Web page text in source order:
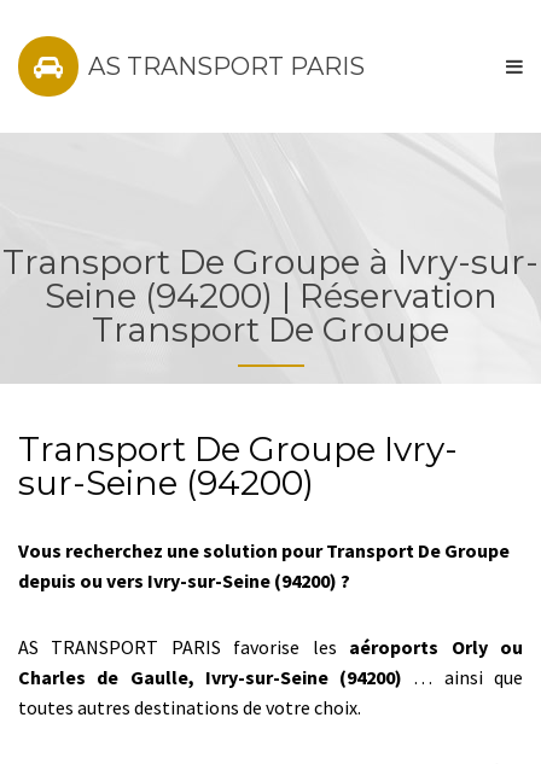
AS TRANSPORT PARIS
Transport De Groupe à Ivry-sur-
Seine (94200) | Réservation
Transport De Groupe
Transport De Groupe Ivry-
sur-Seine (94200)
Vous recherchez une solution pour Transport De Groupe
depuis ou vers Ivry-sur-Seine (94200) ?
AS TRANSPORT PARIS favorise les aéroports Orly ou
Charles de Gaulle, Ivry-sur-Seine (94200) … ainsi que
toutes autres destinations de votre choix.